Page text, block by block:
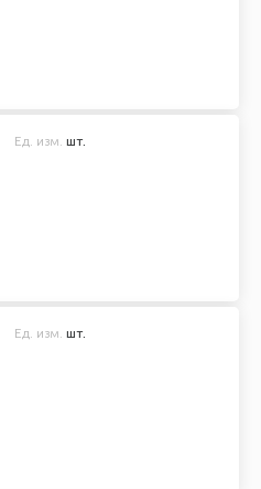
Ед. изм. шт.
Ед. изм. шт.